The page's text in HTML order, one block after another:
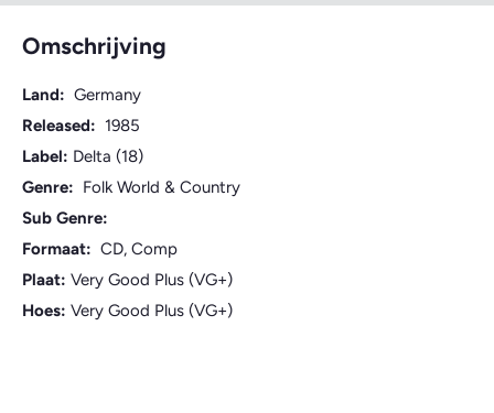
Omschrijving
Land: Germany
Released: 1985
Label: Delta (18)
Genre: Folk World & Country
Sub Genre:
Formaat: CD, Comp
Plaat: Very Good Plus (VG+)
Hoes: Very Good Plus (VG+)